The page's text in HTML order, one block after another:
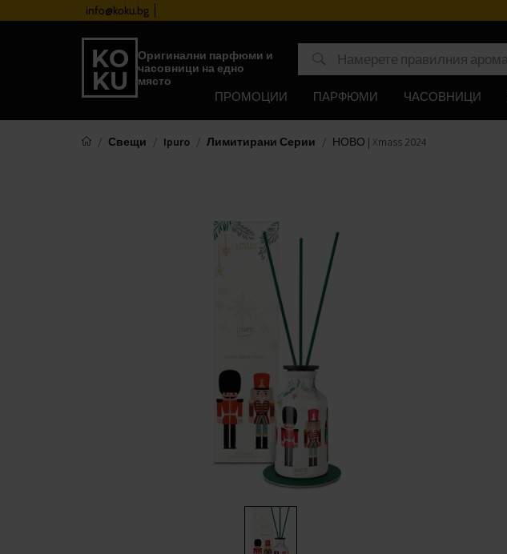
info@koku.bg
Оригинални парфюми и
часовници на едно
място
ПРОМОЦИИ ПАРФЮМИ ЧАСОВНИЦИ
Свещи Ipuro Лимитирани Серии НОВО | Xmass 2024